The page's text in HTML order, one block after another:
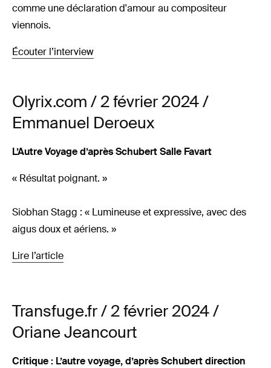
comme une déclaration d'amour au compositeur
viennois.
Écouter l’interview
Olyrix.com / 2 février 2024 /
Emmanuel Deroeux
L’Autre Voyage d’après Schubert Salle Favart
« Résultat poignant. »
Siobhan Stagg : « Lumineuse et expressive, avec des
aigus doux et aériens. »
Lire l’article
Transfuge.fr / 2 février 2024 /
Oriane Jeancourt
Critique : L’autre voyage, d’après Schubert direction